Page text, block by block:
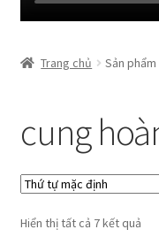
Tài khoản
Trang chủ Sản
cung
Hiển thị tất cả 7 kết quả